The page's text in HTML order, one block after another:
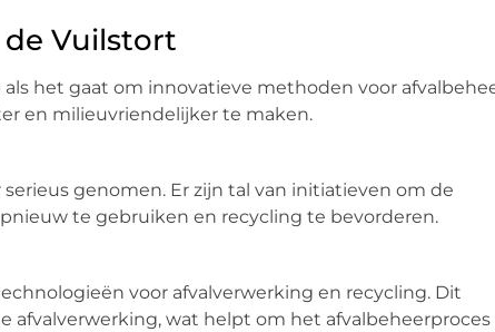
Vuilstort
het gaat om innovatieve methoden voor
en milieuvriendelijker te maken.
genomen. Er zijn tal van initiatieven om de
te gebruiken en recycling te bevorderen.
voor afvalverwerking en recycling. Dit
afvalverwerking, wat helpt om het afvalbeheerproces